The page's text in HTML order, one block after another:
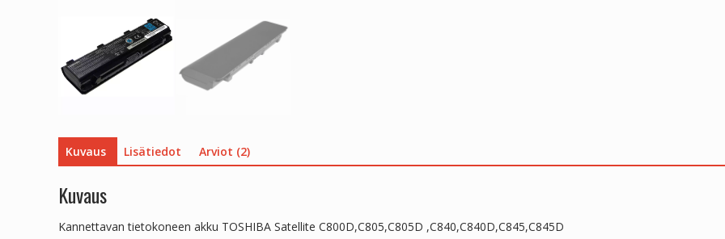
Kuvaus Lisätiedot Arviot (2)
Kuvaus
Kannettavan tietokoneen akku TOSHIBA Satellite C800D,C805,C805D ,C840,C840D,C845,C845D